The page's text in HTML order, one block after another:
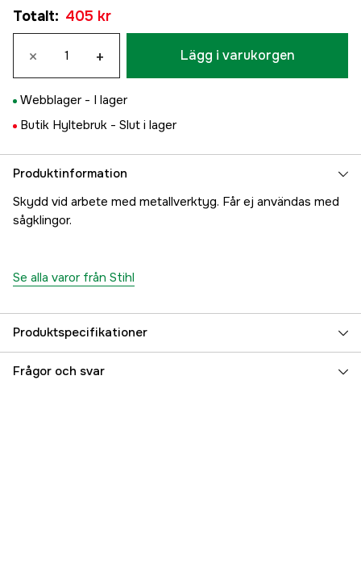
Totalt: 405 kr
× + Lägg i varukorgen
Webblager - I lager
Butik Hyltebruk - Slut i lager
Produktinformation
Skydd vid arbete med metallverktyg. Får ej användas med
sågklingor.
Se alla varor från Stihl
Produktspecifikationer
Global Garanti yes
Frågor och svar